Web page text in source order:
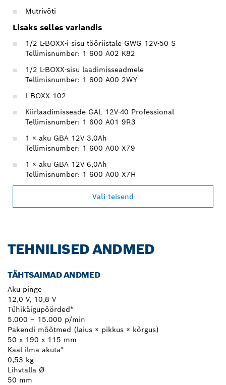
Mutrivõti
Lisaks selles variandis
1/2 L-BOXX-i sisu tööriistale GWG 12V-50 S
Tellimisnumber: 1 600 A02 K82
1/2 L-BOXX-sisu laadimisseadmele
Tellimisnumber: 1 600 A00 2WY
L-BOXX 102
Kiirlaadimisseade GAL 12V-40 Professional
Tellimisnumber: 1 600 A01 9R3
1 × aku GBA 12V 3,0Ah
Tellimisnumber: 1 600 A00 X79
1 × aku GBA 12V 6,0Ah
Tellimisnumber: 1 600 A00 X7H
Vali teisend
TEHNILISED ANDMED
TÄHTSAIMAD ANDMED
Aku pinge
12,0 V, 10,8 V
Tühikäigupöörded*
5.000 – 15.000 p/min
Pakendi mõõtmed (laius × pikkus × kõrgus)
50 x 190 x 115 mm
Kaal ilma akuta*
0,53 kg
Lihvtalla Ø
50 mm